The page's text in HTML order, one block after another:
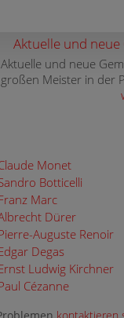
Aktuelle und neue
Aktuelle und neue
großen Meister in der
Monet
Botticelli
Marc
Dürer
Auguste Renoir
Degas
Ludwig Kirchner
Cézanne